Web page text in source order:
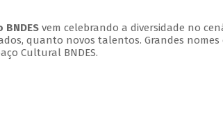
vem celebrando a diversidade no
quanto novos talentos. Grandes nomes
Cultural BNDES.